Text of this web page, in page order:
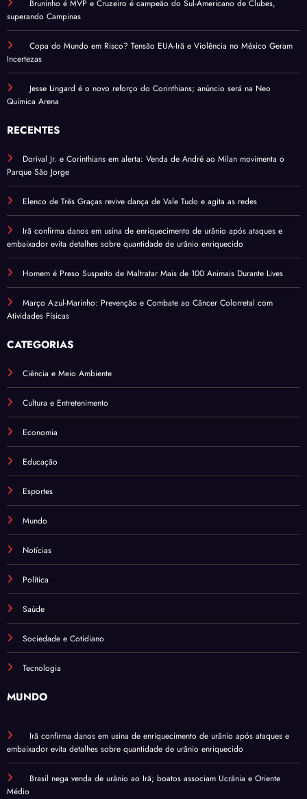
Bruninho é MVP e Cruzeiro é campeão do Sul-Americano de Clubes,
superando Campinas
Copa do Mundo em Risco? Tensão EUA-Irã e Violência no México Geram
Incertezas
Jesse Lingard é o novo reforço do Corinthians; anúncio será na Neo
Química Arena
RECENTES
Dorival Jr. e Corinthians em alerta: Venda de André ao Milan movimenta o
Parque São Jorge
Elenco de Três Graças revive dança de Vale Tudo e agita as redes
Irã confirma danos em usina de enriquecimento de urânio após ataques e
embaixador evita detalhes sobre quantidade de urânio enriquecido
Homem é Preso Suspeito de Maltratar Mais de 100 Animais Durante Lives
Março Azul-Marinho: Prevenção e Combate ao Câncer Colorretal com
Atividades Físicas
CATEGORIAS
Ciência e Meio Ambiente
Cultura e Entretenimento
Economia
Educação
Esportes
Mundo
Notícias
Política
Saúde
Sociedade e Cotidiano
Tecnologia
MUNDO
Irã confirma danos em usina de enriquecimento de urânio após ataques e
embaixador evita detalhes sobre quantidade de urânio enriquecido
Brasil nega venda de urânio ao Irã; boatos associam Ucrânia e Oriente
Médio